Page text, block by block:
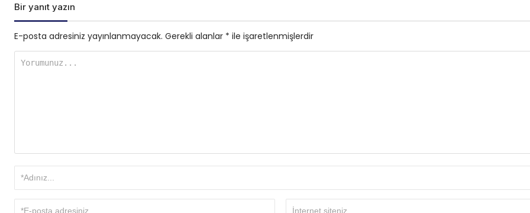
Bir yanıt yazın
E-posta adresiniz yayınlanmayacak. Gerekli alanlar * ile işaretlenmişlerdir